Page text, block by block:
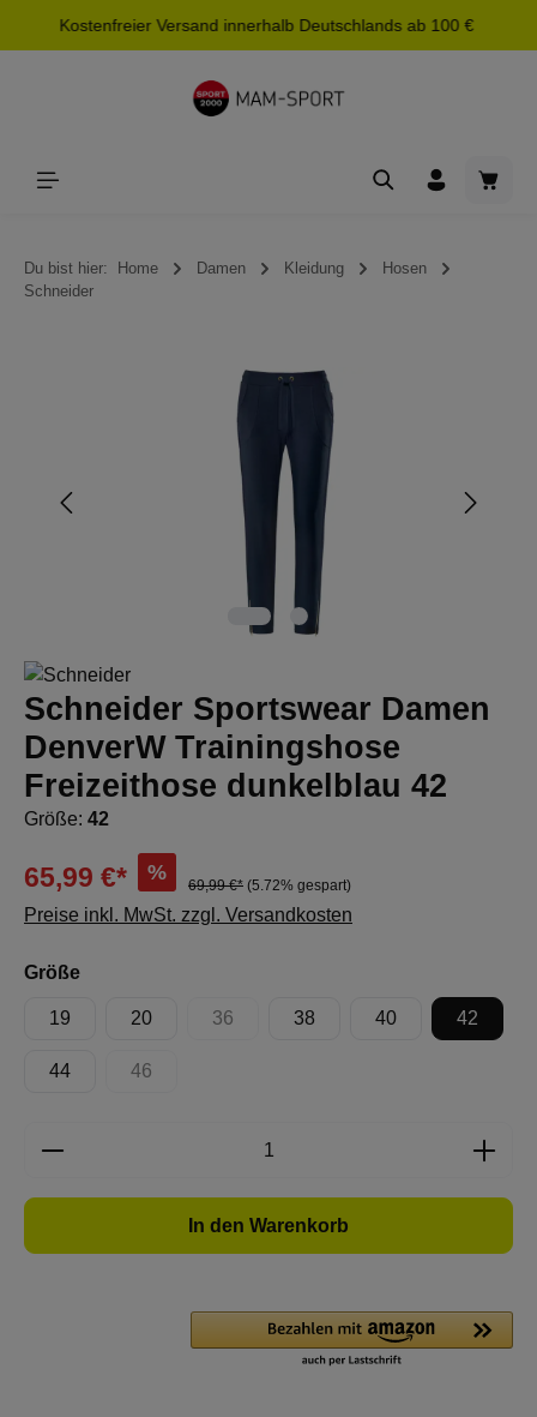
springen
Kostenfreier Versand innerhalb Deutschlands ab 100 €
Du bist hier: Home Damen Kleidung
Hosen
Schneider
Bildergalerie überspringen
Schneider Sportswear Damen
DenverW Trainingshose
Freizeithose dunkelblau 42
Größe: 42
65,99 €* %
69,99 €* (5.72% gespart)
Preise inkl. MwSt. zzgl. Versandkosten
Größeauswählen
19 20 36
(Diese Option ist zurzeit nicht verfügbar.)
38 40 42
44 46
(Diese Option ist zurzeit nicht verfügbar.)
Produkt Anzahl: Gib den gewünschten
In den Warenkorb